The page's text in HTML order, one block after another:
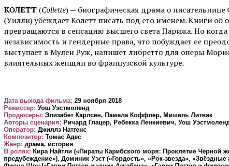
КОЛЕТТ (Collette) — биографическая драма о
(Уилли) убеждает Колетт писать под его именем. Книги
превращаются в сенсацию высшего света Парижа. Но
независимость и гендерные права, что побуждает ее
выступает в Мулен Руж, напишет либретто для оперы
влиятельных женщин во французской культуре.
Дата выхода фильма: 29 ноября 2018
Режиссер: Уош Уэстмоленд
Продюсеры: Элизабет Карлсен, Памела Коффлер, Мишель Литвак
Авторы сценария: Ричард Глацер, Ребекка Ленкиевич, Уош
Оператор: Джиллз Натгенс
Композитор: Томас Адес
Жанр: драма, история
В ролях: Кира Найтли («Пираты Карибского моря: Проклятие Черной
предубеждение»), Доминик Уэст («Гордость», «Рок-звезда»,